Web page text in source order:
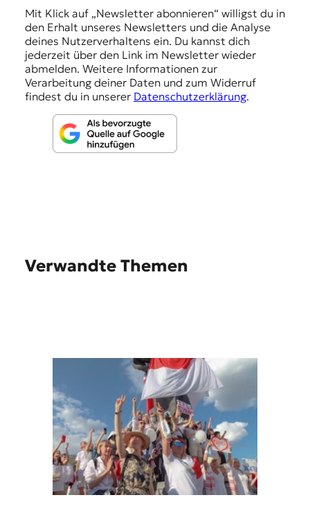
Mit Klick auf „Newsletter abonnieren“ willigst du in
den Erhalt unseres Newsletters und die Analyse
deines Nutzerverhaltens ein. Du kannst dich
jederzeit über den Link im Newsletter wieder
abmelden. Weitere Informationen zur
Verarbeitung deiner Daten und zum Widerruf
findest du in unserer Datenschutzerklärung.
Verwandte Themen